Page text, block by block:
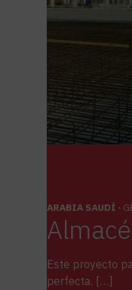
ARABIA SAUDÍ ·
Este proyecto
perfecta. […]